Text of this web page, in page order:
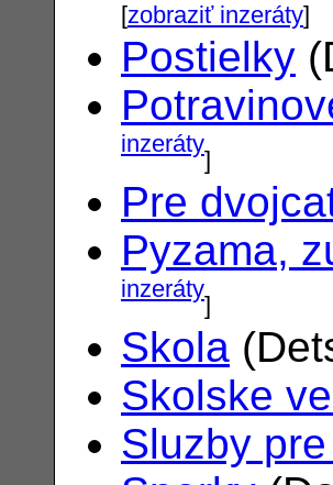
[zobraziť inzeráty]
Postielky
inzeráty]
Pre
Pyzama,
inzeráty]
Skola
Skolske
Sluzby